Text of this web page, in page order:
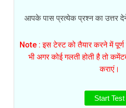
आपके पास प्रत्येक प्रश्न का उत्तर
Note : इस टेस्ट को तैयार करने में पूर्ण
भी अगर कोई गलती होती है तो
कराएं।
Start Test